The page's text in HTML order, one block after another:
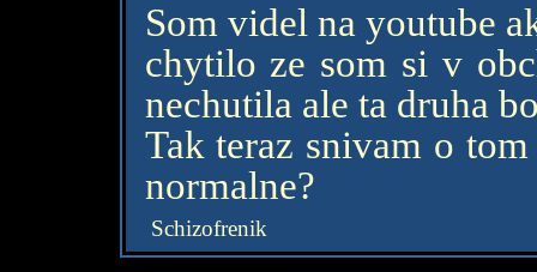
Som videl na youtube
chytilo ze som si v
nechutila ale ta druha
Tak teraz snivam o
normalne?
Schizofrenik